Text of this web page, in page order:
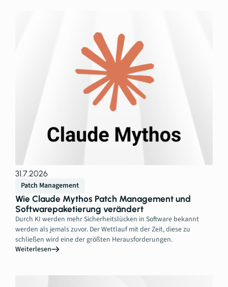
31.7.2026
Patch Management
Wie Claude Mythos Patch Management und
Softwarepaketierung verändert
Durch KI werden mehr Sicherheitslücken in Software bekannt
werden als jemals zuvor. Der Wettlauf mit der Zeit, diese zu
schließen wird eine der größten Herausforderungen.
Weiterlesen